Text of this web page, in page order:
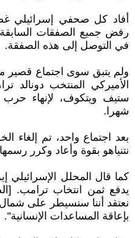
أفاد كل صحفي إسرائيلي
رفض جميع الصفقات السابقة
في التوصل إلى هذه الصفقة.
ولم يتبق سوى اجتماع قصير
الأميركي المنتخب دونالد
شهرا.
بعد اجتماع واحد، تم إلغاء
نتنياهو بقوة وأعاد وكرر رسمها على
كما قال المحلل
يدفع ثمن انتخاب ترامب.
نعتقد أننا سنسيطر على
بإعاقة المساعدات الإنسانية".